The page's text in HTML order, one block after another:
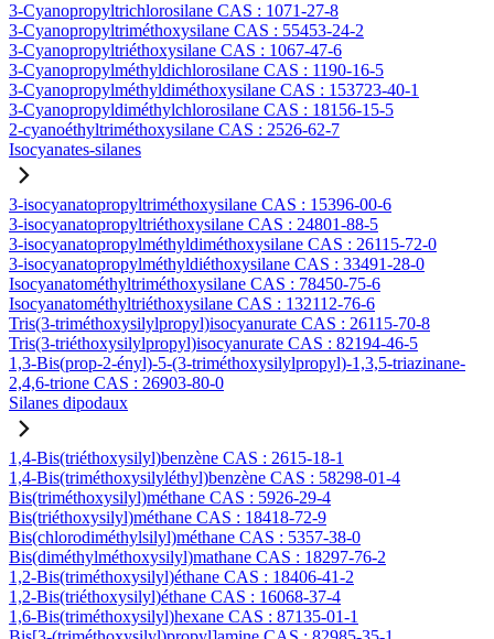
3-Cyanopropyltrichlorosilane CAS : 1071-27-8
3-Cyanopropyltriméthoxysilane CAS : 55453-24-2
3-Cyanopropyltriéthoxysilane CAS : 1067-47-6
3-Cyanopropylméthyldichlorosilane CAS : 1190-16-5
3-Cyanopropylméthyldiméthoxysilane CAS : 153723-40-1
3-Cyanopropyldiméthylchlorosilane CAS : 18156-15-5
2-cyanoéthyltriméthoxysilane CAS : 2526-62-7
Isocyanates-silanes
3-isocyanatopropyltriméthoxysilane CAS : 15396-00-6
3-isocyanatopropyltriéthoxysilane CAS : 24801-88-5
3-isocyanatopropylméthyldiméthoxysilane CAS : 26115-72-0
3-isocyanatopropylméthyldiéthoxysilane CAS : 33491-28-0
Isocyanatométhyltriméthoxysilane CAS : 78450-75-6
Isocyanatométhyltriéthoxysilane CAS : 132112-76-6
Tris(3-triméthoxysilylpropyl)isocyanurate CAS : 26115-70-8
Tris(3-triéthoxysilylpropyl)isocyanurate CAS : 82194-46-5
1,3-Bis(prop-2-ényl)-5-(3-triméthoxysilylpropyl)-1,3,5-triazinane-
2,4,6-trione CAS : 26903-80-0
Silanes dipodaux
1,4-Bis(triéthoxysilyl)benzène CAS : 2615-18-1
1,4-Bis(triméthoxysilyléthyl)benzène CAS : 58298-01-4
Bis(triméthoxysilyl)méthane CAS : 5926-29-4
Bis(triéthoxysilyl)méthane CAS : 18418-72-9
Bis(chlorodiméthylsilyl)méthane CAS : 5357-38-0
Bis(diméthylméthoxysilyl)mathane CAS : 18297-76-2
1,2-Bis(triméthoxysilyl)éthane CAS : 18406-41-2
1,2-Bis(triéthoxysilyl)éthane CAS : 16068-37-4
1,6-Bis(triméthoxysilyl)hexane CAS : 87135-01-1